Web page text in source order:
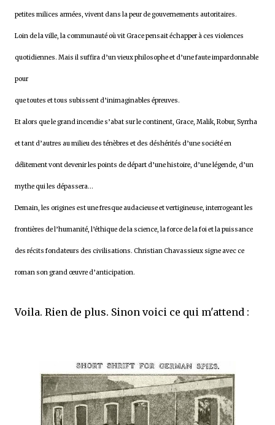
petites milices armées, vivent dans la peur de gouvernements autoritaires.
Loin de la ville, la communauté où vit Grace pensait échapper à ces violences
quotidiennes. Mais il suffira d’un vieux philosophe et d’une faute impardonnable
pour
que toutes et tous subissent d’inimaginables épreuves.
Et alors que le grand incendie s’abat sur le continent, Grace, Malik, Robur, Syrrha
et tant d’autres au milieu des ténèbres et des déshérités d’une société en
délitement vont devenir les points de départ d’une histoire, d’une légende, d’un
mythe qui les dépassera…
Demain, les origines est une fresque audacieuse et vertigineuse, interrogeant les
frontières de l’humanité, l’éthique de la science, la force de la foi et la puissance
des récits fondateurs des civilisations. Christian Chavassieux signe avec ce
roman son grand œuvre d’anticipation.
Voila. Rien de plus. Sinon voici ce qui m'attend :